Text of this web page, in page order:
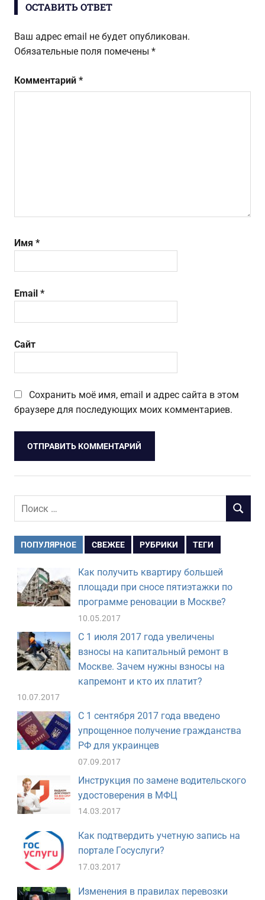
ОСТАВИТЬ ОТВЕТ
Ваш адрес email не будет опубликован.
Обязательные поля помечены *
Комментарий *
Имя *
Email *
Сайт
Сохранить моё имя, email и адрес сайта в этом
браузере для последующих моих комментариев.
Поиск
ПОИСК
ПОПУЛЯРНОЕ СВЕЖЕЕ РУБРИКИ ТЕГИ
Как получить квартиру большей
площади при сносе пятиэтажки по
программе реновации в Москве?
10.05.2017
С 1 июля 2017 года увеличены
взносы на капитальный ремонт в
Москве. Зачем нужны взносы на
капремонт и кто их платит?
10.07.2017
С 1 сентября 2017 года введено
упрощенное получение гражданства
РФ для украинцев
07.09.2017
Инструкция по замене водительского
удостоверения в МФЦ
14.03.2017
Как подтвердить учетную запись на
портале Госуслуги?
17.03.2017
Изменения в правилах перевозки